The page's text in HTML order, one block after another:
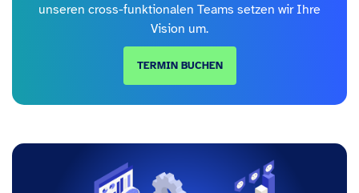
unseren cross-funktionalen Teams setzen wir Ihre
Vision um.
TERMIN BUCHEN